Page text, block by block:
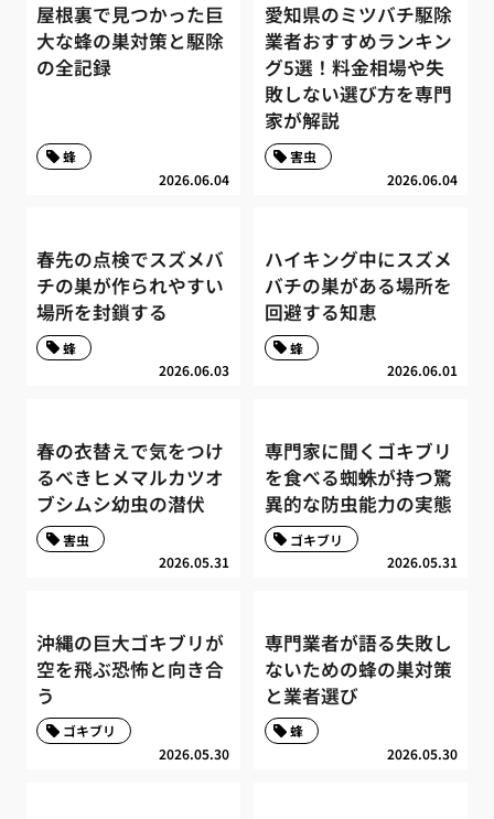
屋根裏で見つかった巨
大な蜂の巣対策と駆除
の全記録
2026.06.04
蜂
愛知県のミツバチ駆除
業者おすすめランキン
グ5選！料金相場や失
敗しない選び方を専門
家が解説
2026.06.04
害虫
春先の点検でスズメバ
チの巣が作られやすい
場所を封鎖する
2026.06.03
蜂
ハイキング中にスズメ
バチの巣がある場所を
回避する知恵
2026.06.01
蜂
春の衣替えで気をつけ
るべきヒメマルカツオ
ブシムシ幼虫の潜伏
2026.05.31
害虫
専門家に聞くゴキブリ
を食べる蜘蛛が持つ驚
異的な防虫能力の実態
2026.05.31
ゴキブリ
沖縄の巨大ゴキブリが
空を飛ぶ恐怖と向き合
う
2026.05.30
ゴキブリ
専門業者が語る失敗し
ないための蜂の巣対策
と業者選び
2026.05.30
蜂